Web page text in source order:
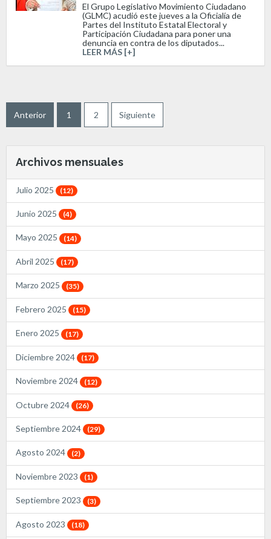
El Grupo Legislativo Movimiento Ciudadano
(GLMC) acudió este jueves a la Oficialía de
Partes del Instituto Estatal Electoral y
Participación Ciudadana para poner una
denuncia en contra de los diputados...
LEER MÁS [+]
Anterior 1 2 Siguiente
Archivos mensuales
Julio 2025 (12)
Junio 2025 (4)
Mayo 2025 (14)
Abril 2025 (17)
Marzo 2025 (35)
Febrero 2025 (15)
Enero 2025 (17)
Diciembre 2024 (17)
Noviembre 2024 (12)
Octubre 2024 (26)
Septiembre 2024 (29)
Agosto 2024 (2)
Noviembre 2023 (1)
Septiembre 2023 (3)
Agosto 2023 (18)